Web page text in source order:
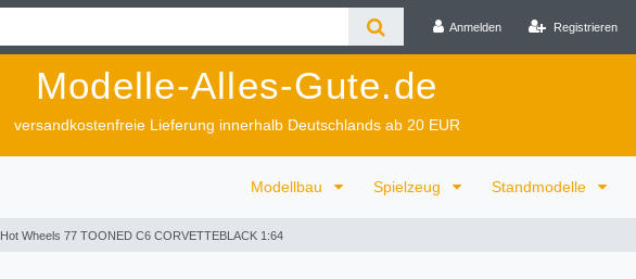
Anmelden Registrieren
Modelle-Alles-Gute.de
versandkostenfreie Lieferung innerhalb Deutschlands ab 20 EUR
Modellbau Spielzeug Standmodelle
Hot Wheels 77 TOONED C6 CORVETTEBLACK 1:64